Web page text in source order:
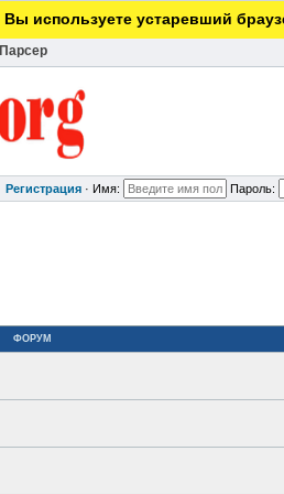
Вы используете устаревший
Парсер
Регистрация · Имя: Пароль:
ФОРУМ